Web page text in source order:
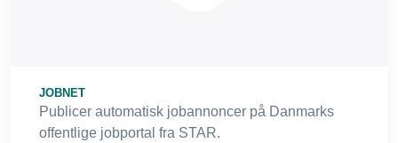
JOBNET
Publicer automatisk jobannoncer på Danmarks
offentlige jobportal fra STAR.